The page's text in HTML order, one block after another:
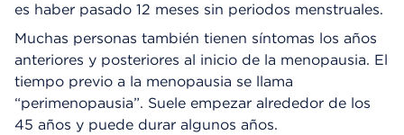
es haber pasado 12 meses sin periodos menstruales.
Muchas personas también tienen síntomas los años
anteriores y posteriores al inicio de la menopausia. El
tiempo previo a la menopausia se llama
“perimenopausia”. Suele empezar alrededor de los
45 años y puede durar algunos años.